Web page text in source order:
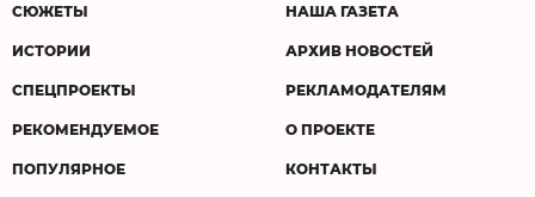
СЮЖЕТЫ
ИСТОРИИ
СПЕЦПРОЕКТЫ
РЕКОМЕНДУЕМОЕ
ПОПУЛЯРНОЕ
НАША ГАЗЕТА
АРХИВ НОВОСТЕЙ
РЕКЛАМОДАТЕЛЯМ
О ПРОЕКТЕ
КОНТАКТЫ